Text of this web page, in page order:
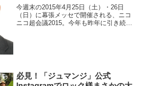
今週末の2015年4月25日（土）・26日
（日）に幕張メッセで開催される、ニコ
ニコ超会議2015。今年も昨年に引き続
必見！「ジュマンジ」公式